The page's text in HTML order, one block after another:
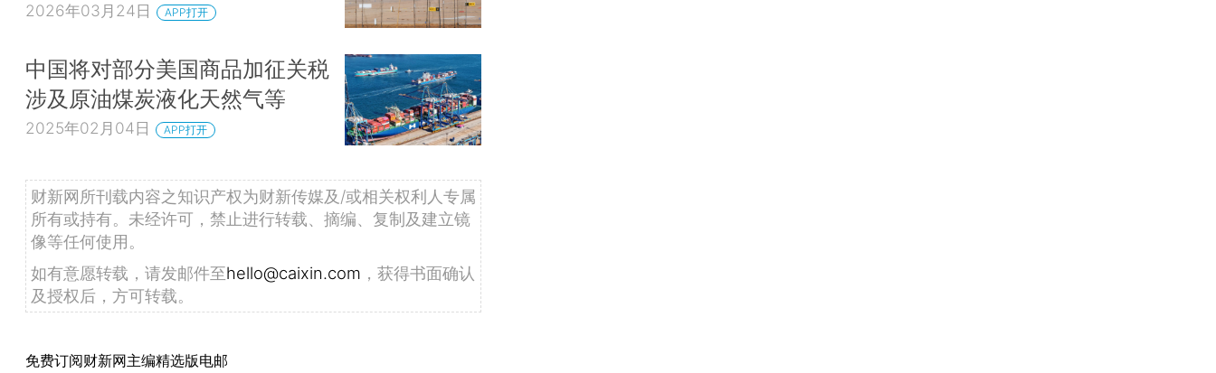
2026年03月24日 APP打开
中国将对部分美国商品加征关税
涉及原油煤炭液化天然气等
2025年02月04日 APP打开
财新网所刊载内容之知识产权为财新传媒及/或相关权利人专属
所有或持有。未经许可，禁止进行转载、摘编、复制及建立镜
像等任何使用。
如有意愿转载，请发邮件至hello@caixin.com ，获得书面确认
及授权后，方可转载。
免费订阅财新网主编精选版电邮